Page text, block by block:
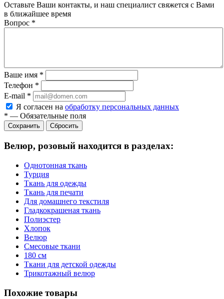
Оставьте Ваши контакты, и наш специалист свяжется с Вами
в ближайшее время
Вопрос *
Ваше имя *
Телефон *
E-mail *
Я согласен на обработку персональных данных
* — Обязательные поля
Сбросить
Велюр, розовый находится в разделах:
Однотонная ткань
Турция
Ткань для одежды
Ткань для печати
Для домашнего текстиля
Гладкокрашеная ткань
Полиэстер
Хлопок
Велюр
Смесовые ткани
180 см
Ткани для детской одежды
Трикотажный велюр
Похожие товары